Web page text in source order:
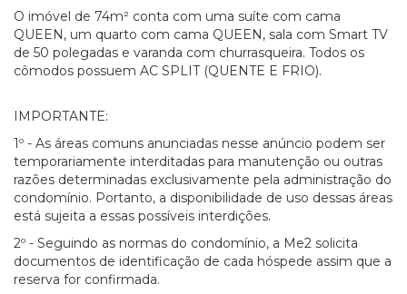
O imóvel de 74m² conta com uma suíte com cama
QUEEN, um quarto com cama QUEEN, sala com Smart TV
de 50 polegadas e varanda com churrasqueira. Todos os
cômodos possuem AC SPLIT (QUENTE E FRIO).
IMPORTANTE:
1º - As áreas comuns anunciadas nesse anúncio podem ser
temporariamente interditadas para manutenção ou outras
razões determinadas exclusivamente pela administração do
condomínio. Portanto, a disponibilidade de uso dessas áreas
está sujeita a essas possíveis interdições.
2º - Seguindo as normas do condomínio, a Me2 solicita
documentos de identificação de cada hóspede assim que a
reserva for confirmada.